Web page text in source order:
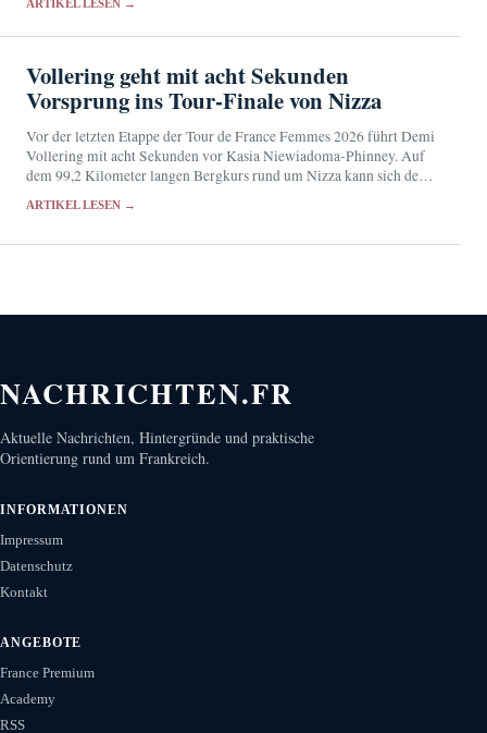
ARTIKEL LESEN →
Vollering geht mit acht Sekunden
Vorsprung ins Tour-Finale von Nizza
Vor der letzten Etappe der Tour de France Femmes 2026 führt Demi
Vollering mit acht Sekunden vor Kasia Niewiadoma-Phinney. Auf
dem 99,2 Kilometer langen Bergkurs rund um Nizza kann sich der
ARTIKEL LESEN →
NACHRICHTEN.FR
Aktuelle Nachrichten, Hintergründe und praktische
Orientierung rund um Frankreich.
INFORMATIONEN
Impressum
Datenschutz
Kontakt
ANGEBOTE
France Premium
Academy
RSS